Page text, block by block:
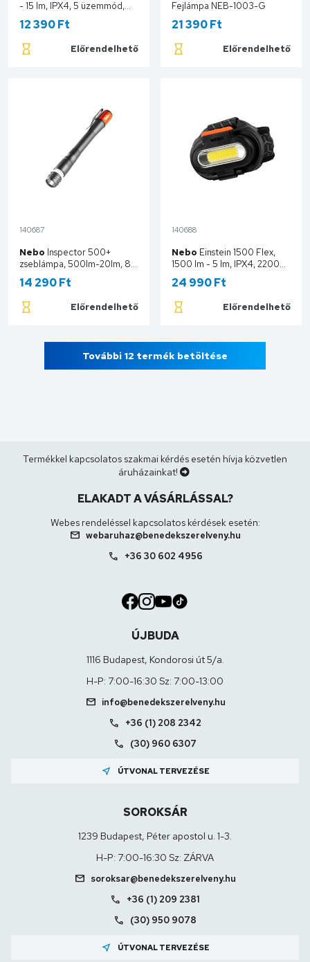
- 15 lm, IPX4, 5 üzemmód,
300 mAh akkumulátor NEB-
HLP-0005-G
12 390 Ft
Előrendelhető
Kosárba
Fejlámpa NEB-1003-G
21 390 Ft
Előrendelhető
Kosárba
140687
Nebo Inspector 500+
zseblámpa, 500lm-20lm, 8
mód, FlexPower, Smart PC
IPX7, 750 mAh, mágneses
NEB-POC-1000-G
14 290 Ft
Előrendelhető
Kosárba
140688
Nebo Einstein 1500 Flex,
1500 lm - 5 lm, IPX4, 2200
mAh, Flex Power NEB-HLP-
0008-G
24 990 Ft
Előrendelhető
Kosárba
További 12 termék betöltése
Termékkel kapcsolatos szakmai kérdés esetén hívja közvetlen
áruházainkat!
ELAKADT A VÁSÁRLÁSSAL?
Webes rendeléssel kapcsolatos kérdések esetén:
mail webaruhaz@benedekszerelveny.hu
call +36 30 602 4956
ÚJBUDA
1116 Budapest, Kondorosi út 5/a.
H-P: 7:00-16:30 Sz: 7:00-13:00
mail info@benedekszerelveny.hu
call +36 (1) 208 2342
call (30) 960 6307
near_me ÚTVONAL TERVEZÉSE
SOROKSÁR
1239 Budapest, Péter apostol u. 1-3.
H-P: 7:00-16:30 Sz: ZÁRVA
mail soroksar@benedekszerelveny.hu
call +36 (1) 209 2381
call (30) 950 9078
near_me ÚTVONAL TERVEZÉSE